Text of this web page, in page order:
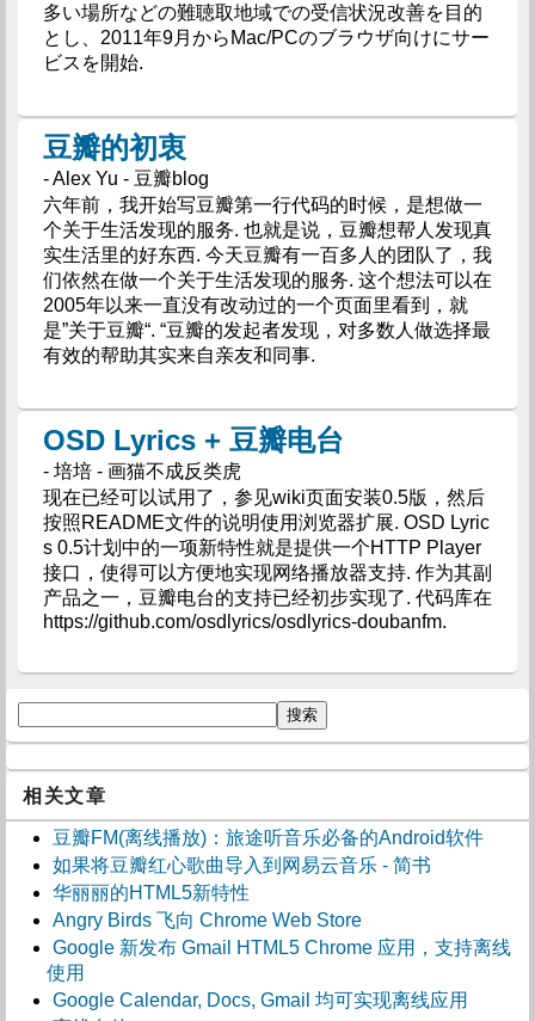
多い場所などの難聴取地域での受信状況改善を目的
とし、2011年9月からMac/PCのブラウザ向けにサー
ビスを開始.
豆瓣的初衷
- Alex Yu - 豆瓣blog
六年前，我开始写豆瓣第一行代码的时候，是想做一
个关于生活发现的服务. 也就是说，豆瓣想帮人发现真
实生活里的好东西. 今天豆瓣有一百多人的团队了，我
们依然在做一个关于生活发现的服务. 这个想法可以在
2005年以来一直没有改动过的一个页面里看到，就
是”关于豆瓣“. “豆瓣的发起者发现，对多数人做选择最
有效的帮助其实来自亲友和同事.
OSD Lyrics + 豆瓣电台
- 培培 - 画猫不成反类虎
现在已经可以试用了，参见wiki页面安装0.5版，然后
按照README文件的说明使用浏览器扩展. OSD Lyric
s 0.5计划中的一项新特性就是提供一个HTTP Player
接口，使得可以方便地实现网络播放器支持. 作为其副
产品之一，豆瓣电台的支持已经初步实现了. 代码库在
https://github.com/osdlyrics/osdlyrics-doubanfm.
相关文章
豆瓣FM(离线播放)：旅途听音乐必备的Android软件
如果将豆瓣红心歌曲导入到网易云音乐 - 简书
华丽丽的HTML5新特性
Angry Birds 飞向 Chrome Web Store
Google 新发布 Gmail HTML5 Chrome 应用，支持离线
使用
Google Calendar, Docs, Gmail 均可实现离线应用